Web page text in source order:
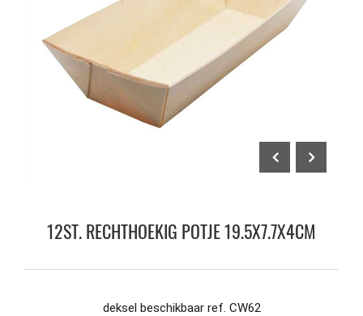
12ST. RECHTHOEKIG POTJE 19.5X7.7X4CM
deksel beschikbaar ref. CW62